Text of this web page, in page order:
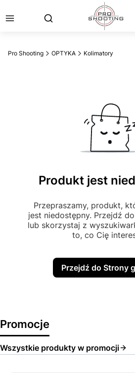
Otwórz wyszukiwarkę
Pro Shooting OPTYKA Kolimatory
Produkt jest
Przepraszamy, produkt,
jest niedostępny. Przejdź
lub skorzystaj z
to, co Cię
Przejdź do Strony
Promocje
Wszystkie produkty w promocji